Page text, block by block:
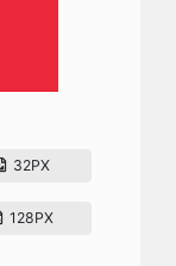
32PX
128PX